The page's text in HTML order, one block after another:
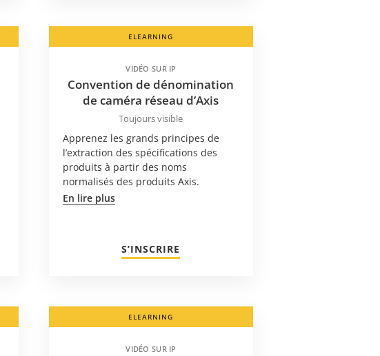
ELEARNING
VIDÉO SUR IP
Convention de dénomination
de caméra réseau d’Axis
Toujours visible
Apprenez les grands principes de
l’extraction des spécifications des
produits à partir des noms
normalisés des produits Axis.
En lire plus
S’INSCRIRE
ELEARNING
VIDÉO SUR IP